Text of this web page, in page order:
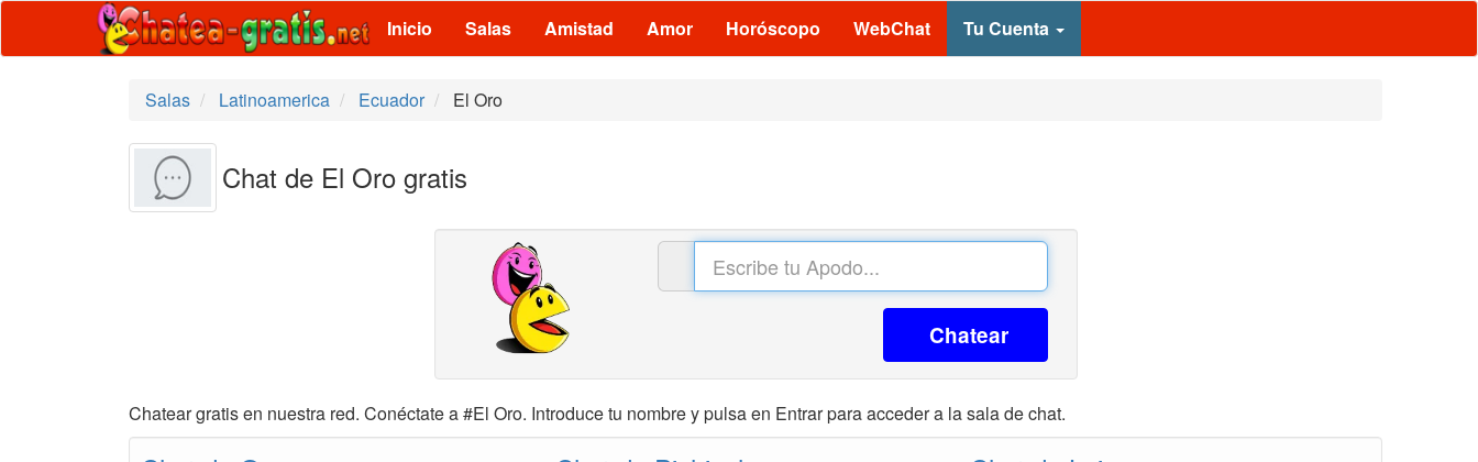
Inicio Salas Amistad Amor Horóscopo WebChat Tu Cuenta
Salas Latinoamerica Ecuador El Oro
Chat de El Oro gratis
Chatear
Chatear gratis en nuestra red. Conéctate a #El Oro. Introduce tu nombre y pulsa en Entrar para acceder a la sala de chat.